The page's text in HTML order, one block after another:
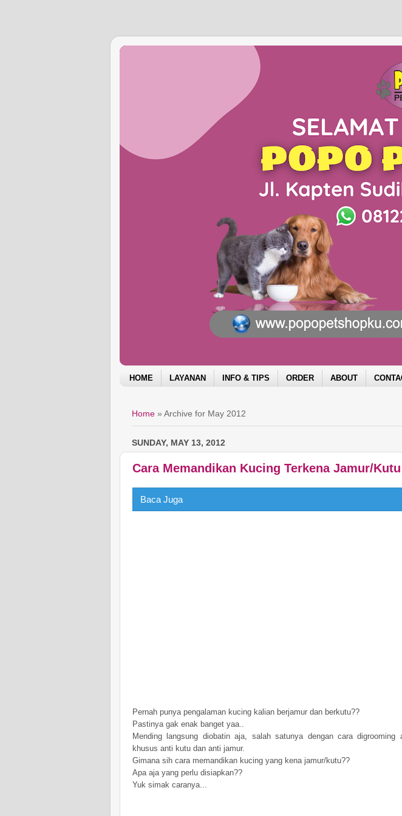
HOME LAYANAN INFO & TIPS ORDER ABOUT
Home » Archive for May 2012
SUNDAY, MAY 13, 2012
Cara Memandikan Kucing Terkena Jamur/Kutu
Baca Juga
Pernah punya pengalaman kucing kalian berjamur dan berkutu??
Pastinya gak enak banget yaa..
Mending langsung diobatin aja, salah satunya dengan cara digrooming
khusus anti kutu dan anti jamur.
Gimana sih cara memandikan kucing yang kena jamur/kutu??
Apa aja yang perlu disiapkan??
Yuk simak caranya...